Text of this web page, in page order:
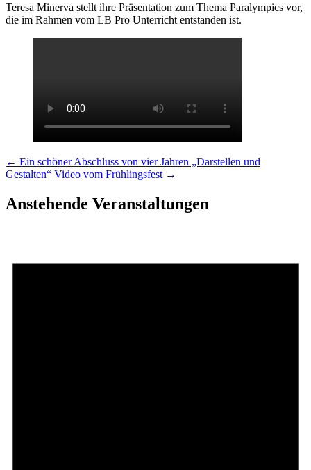
Teresa Minerva stellt ihre Präsentation zum Thema Paralympics vor,
die im Rahmen vom LB Pro Unterricht entstanden ist.
← Ein schöner Abschluss von vier Jahren „Darstellen und
Gestalten“ Video vom Frühlingsfest →
Anstehende Veranstaltungen